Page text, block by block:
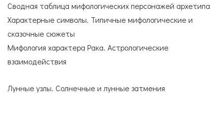
Сводная таблица мифологических персонажей архетипа
Характерные символы. Типичные мифологические и
сказочные сюжеты
Мифология характера Рака. Астрологические
взаимодействия
Лунные узлы. Солнечные и лунные затмения